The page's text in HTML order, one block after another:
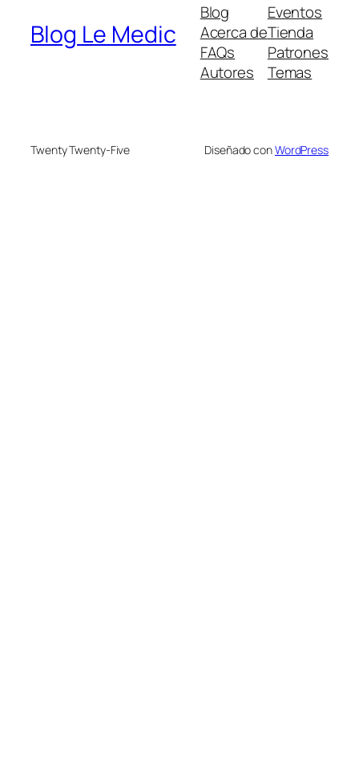
Blog Le Medic
Blog
Acerca de
FAQs
Autores
Eventos
Tienda
Patrones
Temas
Twenty Twenty-Five Diseñado conWordPress